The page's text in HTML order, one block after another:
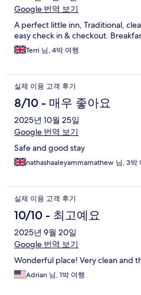
Google 번역 보기
A perfect little inn, Traditional,
easy check in & checkout.
Terri 님, 4박 여행
실제 이용 고객 후기
8/10 - 매우 좋아요
2025년 10월 25일
Google 번역 보기
Safe and good stay
nathashaaleyammamathew 님, 3박
실제 이용 고객 후기
10/10 - 최고예요
2025년 9월 20일
Google 번역 보기
Wonderful place! Very clean and
Adrian 님, 1박 여행